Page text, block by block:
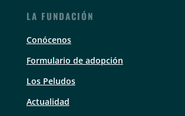
LA FUNDACIÓN
Conócenos
Formulario de adopción
Los Peludos
Actualidad